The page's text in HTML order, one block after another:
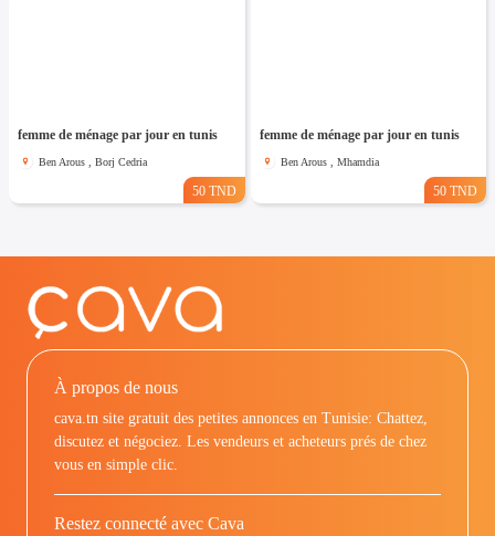
femme de ménage par jour en tunis
Ben Arous , Borj Cedria
50 TND
femme de ménage par jour en tunis
Ben Arous , Mhamdia
50 TND
À propos de nous
cava.tn site gratuit des petites annonces en Tunisie: Chattez,
discutez et négociez. Les vendeurs et acheteurs prés de chez
vous en simple clic.
Restez connecté avec Cava